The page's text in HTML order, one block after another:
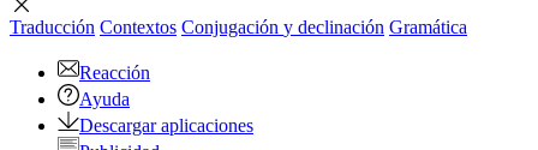
Traducción Contextos Conjugación y declinación Gramática
Reacción
Ayuda
Descargar aplicaciones